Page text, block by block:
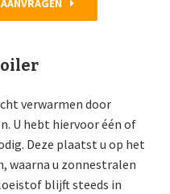
verwarmen door
U hebt hiervoor één of
Deze plaatst u op het
waarna u zonnestralen
blijft steeds in